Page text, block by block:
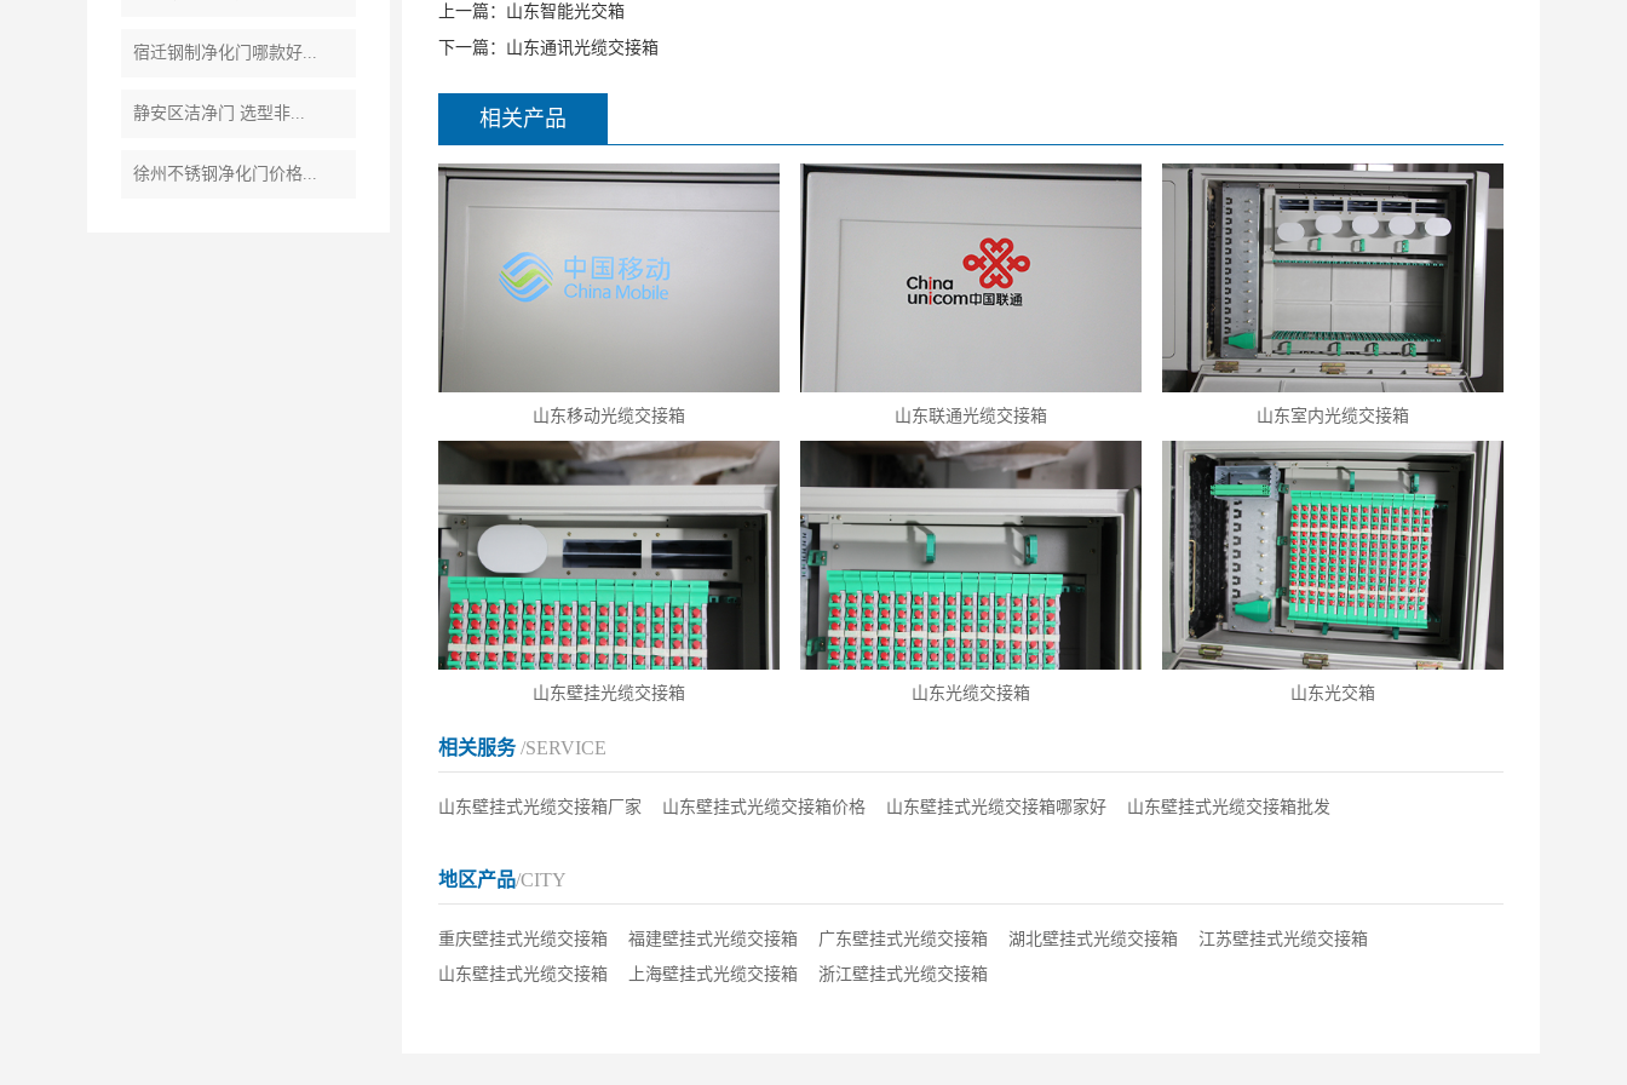
上一篇： 山东智能光交箱
下一篇： 山东通讯光缆交接箱
相关产品
山东移动光缆交接箱 山东联通光缆交接箱 山东室内光缆交接箱
山东壁挂光缆交接箱 山东光缆交接箱 山东光交箱
相关服务/SERVICE
山东壁挂式光缆交接箱厂家 山东壁挂式光缆交接箱价格 山东壁挂式光缆交接箱哪家好 山东壁挂式光缆交接箱批发
地区产品/CITY
重庆壁挂式光缆交接箱 福建壁挂式光缆交接箱 广东壁挂式光缆交接箱 湖北壁挂式光缆交接箱
江苏壁挂式光缆交接箱
山东壁挂式光缆交接箱
上海壁挂式光缆交接箱 浙江壁挂式光缆交接箱
宿迁钢制净化门哪款好...
静安区洁净门 选型非...
徐州不锈钢净化门价格...